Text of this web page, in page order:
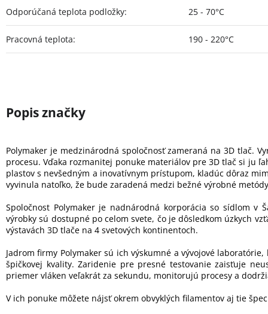
Odporúčaná teplota podložky: 25 - 70°C
Pracovná teplota: 190 - 220°C
Polymaker je medzinárodná spoločnosť zameraná na 3D tlač.
procesu. Vďaka rozmanitej ponuke materiálov pre 3D tlač si ju
plastov s nevšedným a inovatívnym prístupom, kladúc dôraz
vyvinula natoľko, že bude zaradená medzi bežné výrobné
Spoločnost Polymaker je nadnárodná korporácia so sídlom
výrobky sú dostupné po celom svete, čo je dôsledkom úzkych
výstavách 3D tlače na 4 svetových kontinentoch.
Jadrom firmy Polymaker sú ich výskumné a vývojové
špičkovej kvality. Zaridenie pre presné testovanie zaisťuje
priemer vláken veľakrát za sekundu, monitorujú procesy a
V ich ponuke môžete nájsť okrem obvyklých filamentov aj tie